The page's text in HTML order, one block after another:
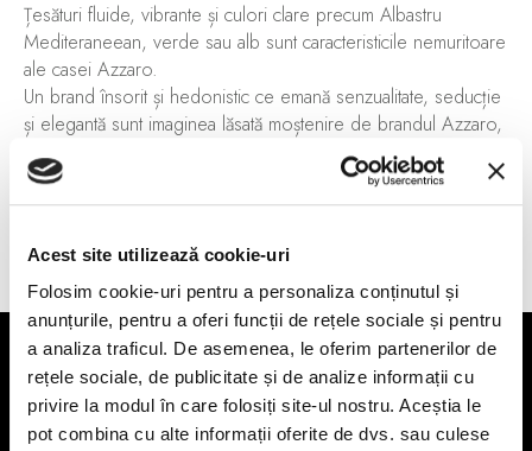
Acest site utilizează cookie-uri
Folosim cookie-uri pentru a personaliza conținutul și
anunțurile, pentru a oferi funcții de rețele sociale și pentru
a analiza traficul. De asemenea, le oferim partenerilor de
rețele sociale, de publicitate și de analize informații cu
privire la modul în care folosiți site-ul nostru. Aceștia le
pot combina cu alte informații oferite de dvs. sau culese
Țesături fluide, vibrante și culori clare precum Albastru
Mediteraneean, verde sau alb sunt caracteristicile nemuritoare
ale casei Azzaro.
Un brand însorit și hedonistic ce emană senzualitate, seducție
și elegantă sunt imaginea lăsată moștenire de brandul Azzaro,
rezultând din relația dintre ființa umană și libertate, libertarea
minții și a trupului ce au marcat anii ’70, un deceniu fără
restricții unde moda avangardistă și fotografia celebrau